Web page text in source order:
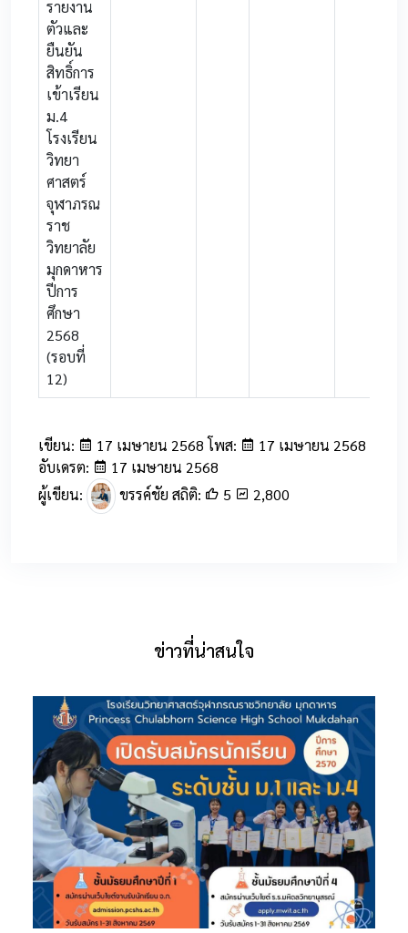
รายงาน
ตัวและ
ยืนยัน
สิทธิ์การ
เข้าเรียน
ม.4
โรงเรียน
วิทยา
ศาสตร์
จุฬาภรณ
ราช
วิทยาลัย
มุกดาหาร
ปีการ
ศึกษา
2568
(รอบที่
12)
เขียน: 17 เมษายน 2568 โพส:
17 เมษายน 2568
อับเดรต:
17 เมษายน 2568
ผู้เขียน:
ขรรค์ชัย สถิติ: 5 2,800
ข่าวที่น่าสนใจ